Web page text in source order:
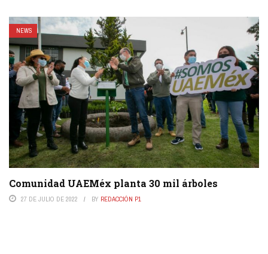
NEWS
Comunidad UAEMéx planta 30 mil árboles
27 DE JULIO DE 2022 BY REDACCIÓN P1